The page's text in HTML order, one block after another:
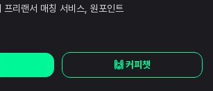
프리랜서 매칭 서비스, 원포인트
🙌 커피챗